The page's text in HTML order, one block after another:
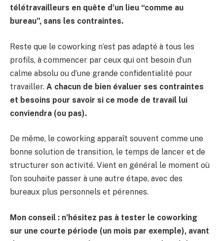
télétravailleurs en quête d’un lieu “comme au
bureau”, sans les contraintes.
Reste que le coworking n’est pas adapté à tous les
profils, à commencer par ceux qui ont besoin d’un
calme absolu ou d’une grande confidentialité pour
travailler. A chacun de bien évaluer ses contraintes
et besoins pour savoir si ce mode de travail lui
conviendra (ou pas).
De même, le coworking apparaît souvent comme une
bonne solution de transition, le temps de lancer et de
structurer son activité. Vient en général le moment où
l’on souhaite passer à une autre étape, avec des
bureaux plus personnels et pérennes.
Mon conseil : n’hésitez pas à tester le coworking
sur une courte période (un mois par exemple), avant